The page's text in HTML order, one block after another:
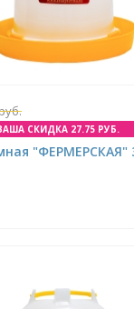
СКИДКА 27.75 РУБ.
"ФЕРМЕРСКАЯ"